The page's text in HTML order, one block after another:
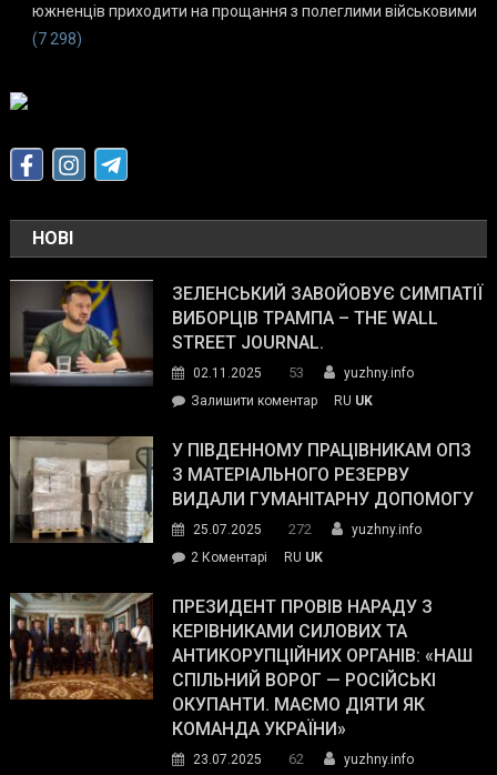
южненців приходити на прощання з полеглими військовими
(7 298)
НОВІ
ЗЕЛЕНСЬКИЙ ЗАВОЙОВУЄ СИМПАТІЇ
ВИБОРЦІВ ТРАМПА – THE WALL
STREET JOURNAL.
02.11.2025 53
yuzhny.info
Залишити коментарon
завойовує
симпатії
виборців
The
Street
Journal.
RU UK
У ПІВДЕННОМУ ПРАЦІВНИКАМ ОПЗ
З МАТЕРІАЛЬНОГО РЕЗЕРВУ
ВИДАЛИ ГУМАНІТАРНУ ДОПОМОГУ
25.07.2025 272
yuzhny.info
2 Коментарі
Південному
працівникам
ОПЗ
з
матеріального
резерву
гуманітарну
RU UK
ПРЕЗИДЕНТ ПРОВІВ НАРАДУ З
КЕРІВНИКАМИ СИЛОВИХ ТА
АНТИКОРУПЦІЙНИХ ОРГАНІВ: «НАШ
СПІЛЬНИЙ ВОРОГ — РОСІЙСЬКІ
ОКУПАНТИ. МАЄМО ДІЯТИ ЯК
КОМАНДА УКРАЇНИ»
23.07.2025 62
yuzhny.info